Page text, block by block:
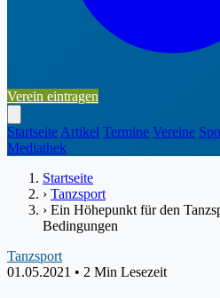
Verein eintragen
Startseite Artikel Termine Vereine
Mediathek
Startseite
› Tanzsport
› Ein Höhepunkt für den
Bedingungen
Tanzsport
01.05.2021 • 2 Min Lesezeit